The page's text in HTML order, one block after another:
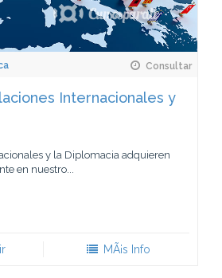
Consultar
Internacionales y
y la Diplomacia adquieren
en nuestro...
MÃ¡s Info